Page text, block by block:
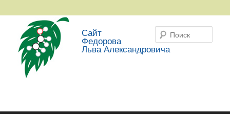
Сайт
Федорова
Льва Александровича